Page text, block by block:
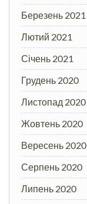
Березень 2021
Лютий 2021
Січень 2021
Грудень 2020
Листопад 2020
Жовтень 2020
Вересень 2020
Серпень 2020
Липень 2020